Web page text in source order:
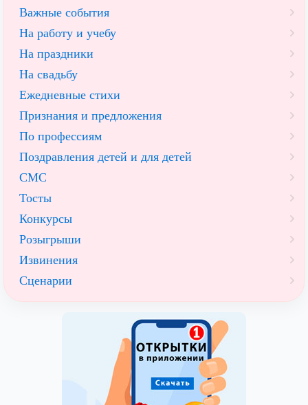
Важные события
На работу и учебу
На праздники
На свадьбу
Ежедневные стихи
Признания и предложения
По профессиям
Поздравления детей и для детей
СМС
Тосты
Конкурсы
Розыгрыши
Извинения
Сценарии